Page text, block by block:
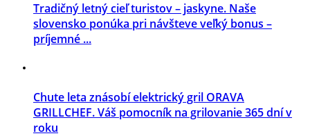
Tradičný letný cieľ turistov – jaskyne. Naše
slovensko ponúka pri návšteve veľký bonus –
príjemné ...
Chute leta znásobí elektrický gril ORAVA
GRILLCHEF. Váš pomocník na grilovanie 365 dní v
roku